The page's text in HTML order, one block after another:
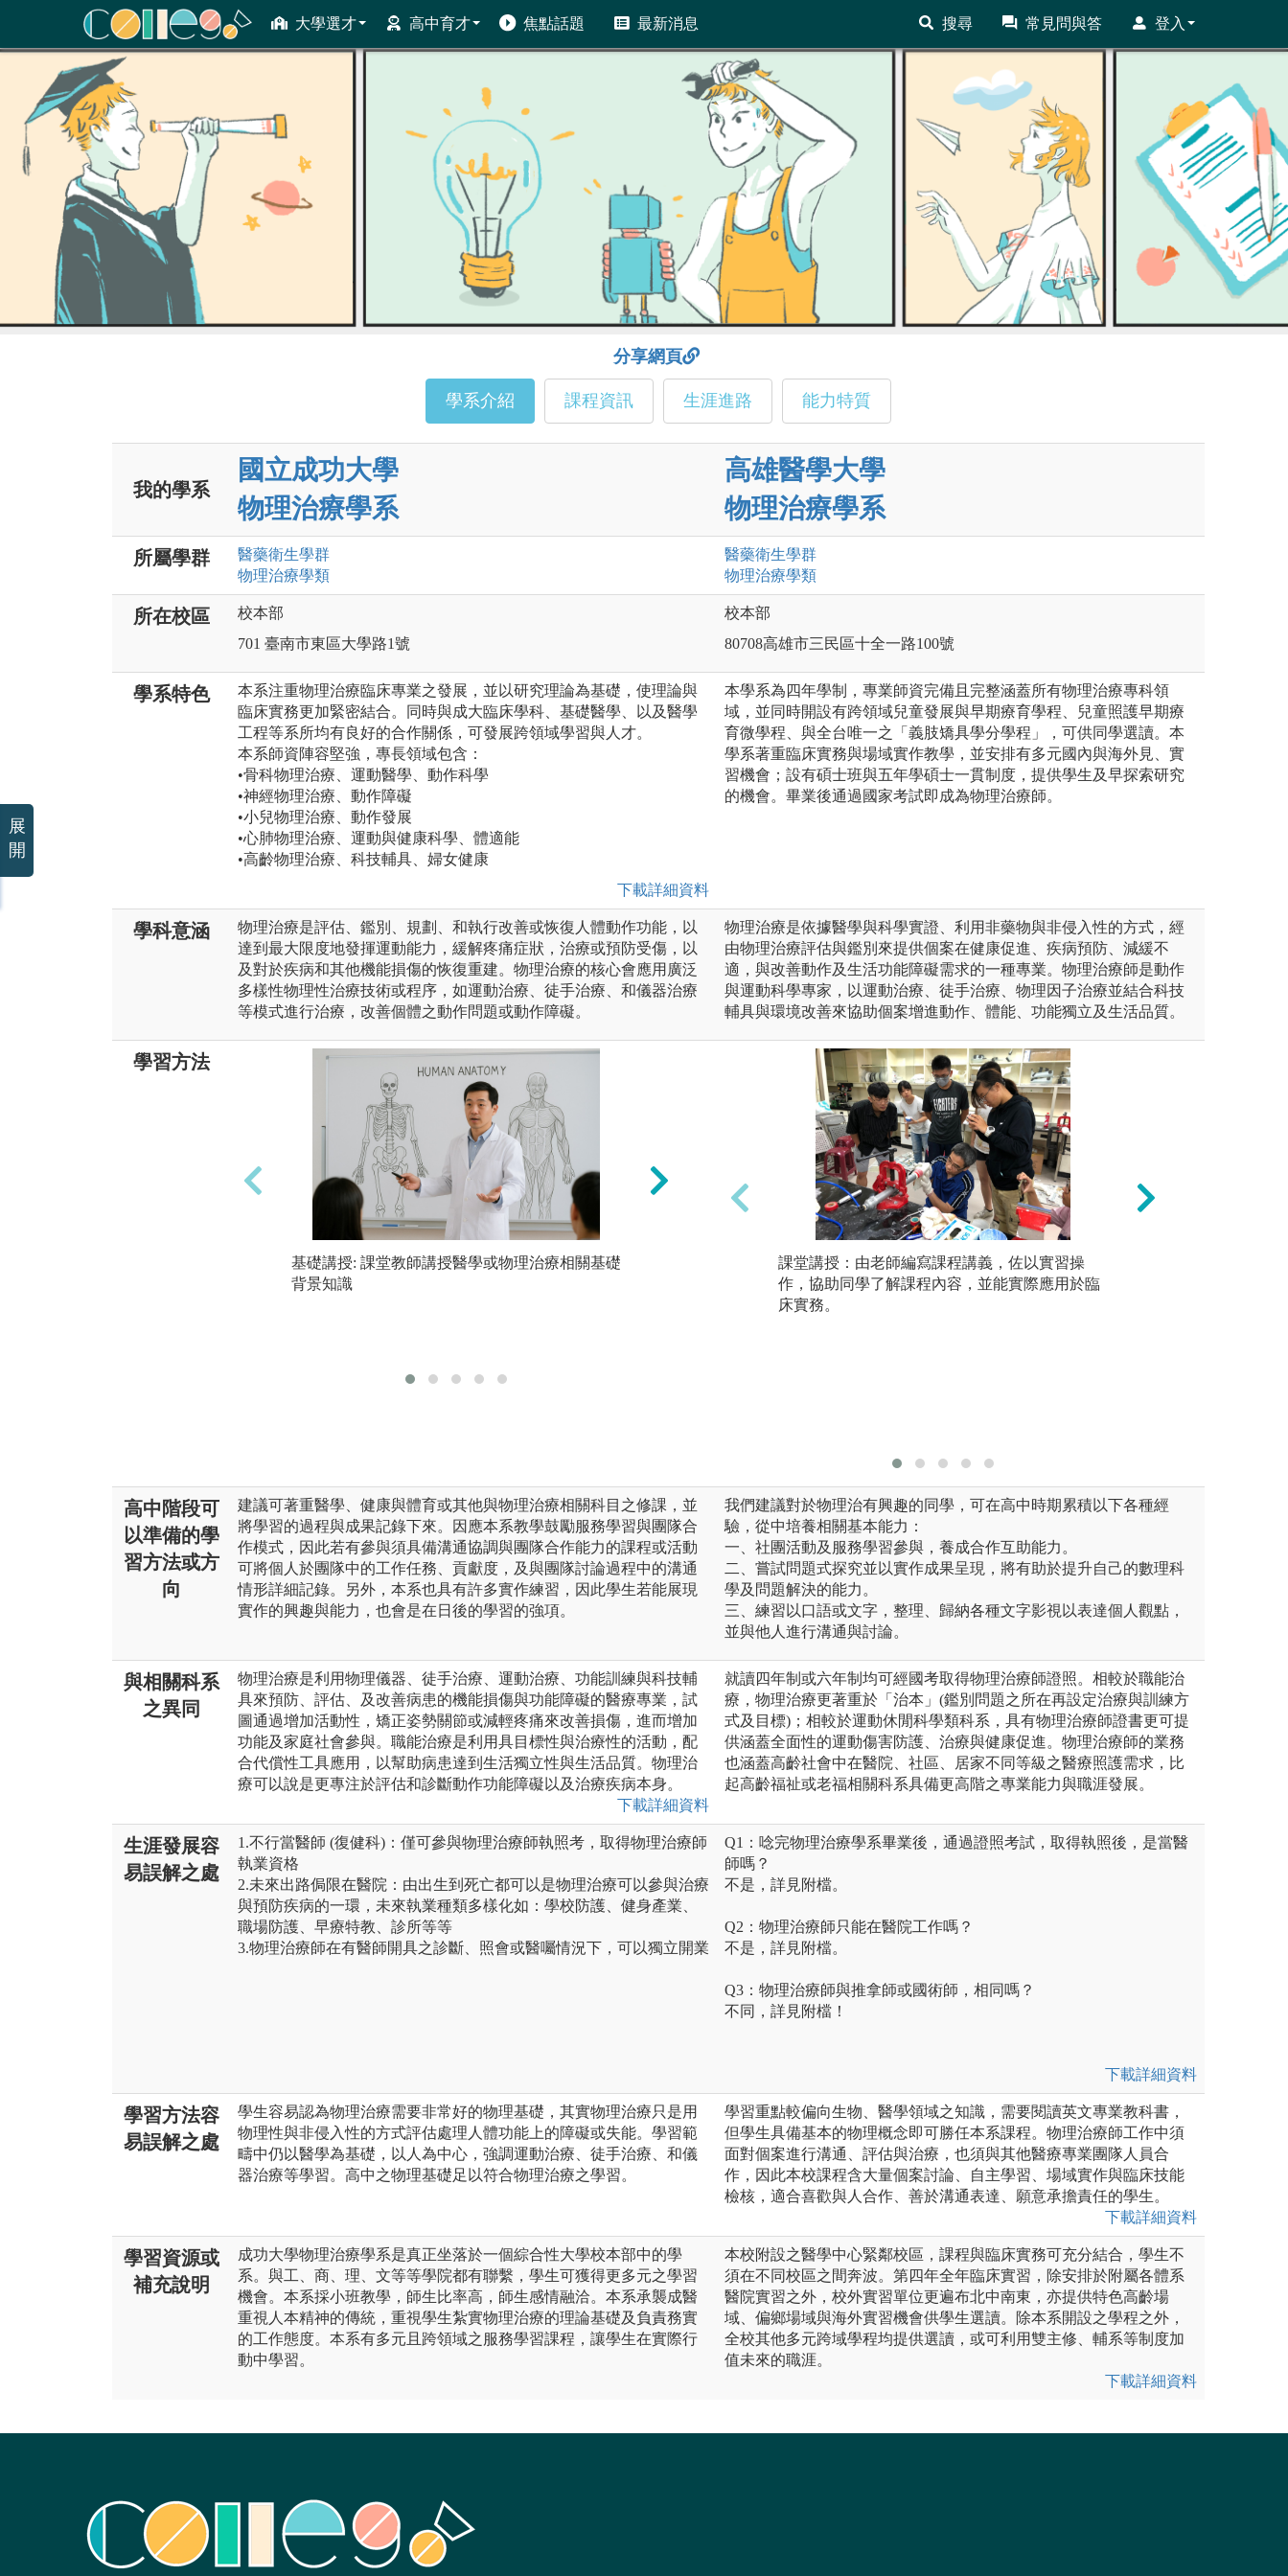
大學選才 高中育才 焦點話題 最新消息 搜尋 常見問與答 登入
ColleGo! 大學選才與高中育才輔助系統
分享網頁
學系介紹 課程資訊 生涯進路 能力特質
我的學系
國立成功大學
物理治療學系
高雄醫學大學
物理治療學系
所屬學群 醫藥衛生學群
物理治療學類
醫藥衛生學群
物理治療學類
所在校區
校本部
701 臺南市東區大學路1號
校本部
80708高雄市三民區十全一路100號
學系特色
本系注重物理治療臨床專業之發展，並以研究理論為基礎，使理論與
臨床實務更加緊密結合。同時與成大臨床學科、基礎醫學、以及醫學
工程等系所均有良好的合作關係，可發展跨領域學習與人才。
本系師資陣容堅強，專長領域包含：
•骨科物理治療、運動醫學、動作科學
•神經物理治療、動作障礙
•小兒物理治療、動作發展
•心肺物理治療、運動與健康科學、體適能
•高齡物理治療、科技輔具、婦女健康
下載詳細資料
本學系為四年學制，專業師資完備且完整涵蓋所有物理治療專科領
域，並同時開設有跨領域兒童發展與早期療育學程、兒童照護早期療
育微學程、與全台唯一之「義肢矯具學分學程」，可供同學選讀。本
學系著重臨床實務與場域實作教學，並安排有多元國內與海外見、實
習機會；設有碩士班與五年學碩士一貫制度，提供學生及早探索研究
的機會。畢業後通過國家考試即成為物理治療師。
學科意涵
物理治療是評估、鑑別、規劃、和執行改善或恢復人體動作功能，以
達到最大限度地發揮運動能力，緩解疼痛症狀，治療或預防受傷，以
及對於疾病和其他機能損傷的恢復重建。物理治療的核心會應用廣泛
多樣性物理性治療技術或程序，如運動治療、徒手治療、和儀器治療
等模式進行治療，改善個體之動作問題或動作障礙。
物理治療是依據醫學與科學實證、利用非藥物與非侵入性的方式，經
由物理治療評估與鑑別來提供個案在健康促進、疾病預防、減緩不
適，與改善動作及生活功能障礙需求的一種專業。物理治療師是動作
與運動科學專家，以運動治療、徒手治療、物理因子治療並結合科技
輔具與環境改善來協助個案增進動作、體能、功能獨立及生活品質。
學習方法
基礎講授: 課堂教師講授醫學或物理治療相關基礎
背景知識
技術練習：學習操作練習各種評估與治療技術
課堂講授：由老師編寫課程講義，佐以實習操
作，協助同學了解課程內容，並能實際應用於臨
床實務。
高中階段可
以準備的學
習方法或方
向
建議可著重醫學、健康與體育或其他與物理治療相關科目之修課，並
將學習的過程與成果記錄下來。因應本系教學鼓勵服務學習與團隊合
作模式，因此若有參與須具備溝通協調與團隊合作能力的課程或活動
可將個人於團隊中的工作任務、貢獻度，及與團隊討論過程中的溝通
情形詳細記錄。另外，本系也具有許多實作練習，因此學生若能展現
實作的興趣與能力，也會是在日後的學習的強項。
我們建議對於物理治有興趣的同學，可在高中時期累積以下各種經
驗，從中培養相關基本能力：
一、社團活動及服務學習參與，養成合作互助能力。
二、嘗試問題式探究並以實作成果呈現，將有助於提升自己的數理科
學及問題解決的能力。
三、練習以口語或文字，整理、歸納各種文字影視以表達個人觀點，
並與他人進行溝通與討論。
與相關科系
之異同
物理治療是利用物理儀器、徒手治療、運動治療、功能訓練與科技輔
具來預防、評估、及改善病患的機能損傷與功能障礙的醫療專業，試
圖通過增加活動性，矯正姿勢關節或減輕疼痛來改善損傷，進而增加
功能及家庭社會參與。職能治療是利用具目標性與治療性的活動，配
合代償性工具應用，以幫助病患達到生活獨立性與生活品質。物理治
療可以說是更專注於評估和診斷動作功能障礙以及治療疾病本身。
下載詳細資料
就讀四年制或六年制均可經國考取得物理治療師證照。相較於職能治
療，物理治療更著重於「治本」(鑑別問題之所在再設定治療與訓練方
式及目標)；相較於運動休閒科學類科系，具有物理治療師證書更可提
供涵蓋全面性的運動傷害防護、治療與健康促進。物理治療師的業務
也涵蓋高齡社會中在醫院、社區、居家不同等級之醫療照護需求，比
起高齡福祉或老福相關科系具備更高階之專業能力與職涯發展。
生涯發展容
易誤解之處
1.不行當醫師 (復健科)：僅可參與物理治療師執照考，取得物理治療師
執業資格
2.未來出路侷限在醫院：由出生到死亡都可以是物理治療可以參與治療
與預防疾病的一環，未來執業種類多樣化如：學校防護、健身產業、
職場防護、早療特教、診所等等
3.物理治療師在有醫師開具之診斷、照會或醫囑情況下，可以獨立開業
Q1：唸完物理治療學系畢業後，通過證照考試，取得執照後，是當醫
師嗎？
不是，詳見附檔。
Q2：物理治療師只能在醫院工作嗎？
不是，詳見附檔。
Q3：物理治療師與推拿師或國術師，相同嗎？
不同，詳見附檔！
下載詳細資料
學習方法容
易誤解之處
學生容易認為物理治療需要非常好的物理基礎，其實物理治療只是用
物理性與非侵入性的方式評估處理人體功能上的障礙或失能。學習範
疇中仍以醫學為基礎，以人為中心，強調運動治療、徒手治療、和儀
器治療等學習。高中之物理基礎足以符合物理治療之學習。
學習重點較偏向生物、醫學領域之知識，需要閱讀英文專業教科書，
但學生具備基本的物理概念即可勝任本系課程。物理治療師工作中須
面對個案進行溝通、評估與治療，也須與其他醫療專業團隊人員合
作，因此本校課程含大量個案討論、自主學習、場域實作與臨床技能
檢核，適合喜歡與人合作、善於溝通表達、願意承擔責任的學生。
下載詳細資料
學習資源或
補充說明
成功大學物理治療學系是真正坐落於一個綜合性大學校本部中的學
系。與工、商、理、文等等學院都有聯繫，學生可獲得更多元之學習
機會。本系採小班教學，師生比率高，師生感情融洽。本系承襲成醫
重視人本精神的傳統，重視學生紮實物理治療的理論基礎及負責務實
的工作態度。本系有多元且跨領域之服務學習課程，讓學生在實際行
動中學習。
本校附設之醫學中心緊鄰校區，課程與臨床實務可充分結合，學生不
須在不同校區之間奔波。第四年全年臨床實習，除安排於附屬各體系
醫院實習之外，校外實習單位更遍布北中南東，亦提供特色高齡場
域、偏鄉場域與海外實習機會供學生選讀。除本系開設之學程之外，
全校其他多元跨域學程均提供選讀，或可利用雙主修、輔系等制度加
值未來的職涯。
下載詳細資料
展
開